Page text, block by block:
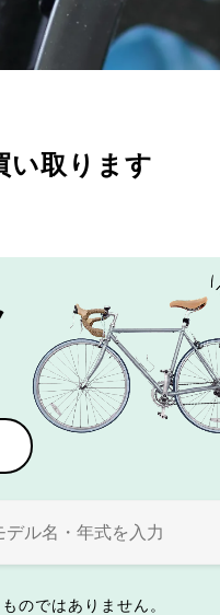
い取ります
のではありません。